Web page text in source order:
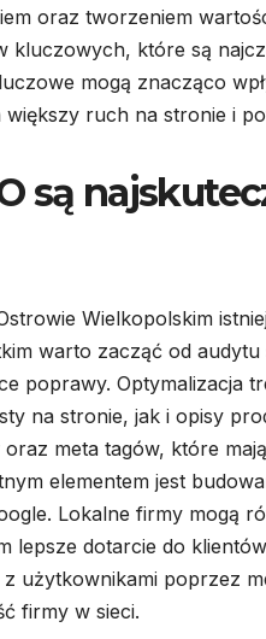
oraz tworzeniem
kluczowych, które są
mogą znacząco
większy ruch na stronie i
są
Wielkopolskim
warto zacząć od
poprawy. Optymalizacja
na stronie, jak i opisy
meta tagów, które
elementem jest
Lokalne firmy mogą
lepsze dotarcie do
użytkownikami poprzez
firmy w sieci.